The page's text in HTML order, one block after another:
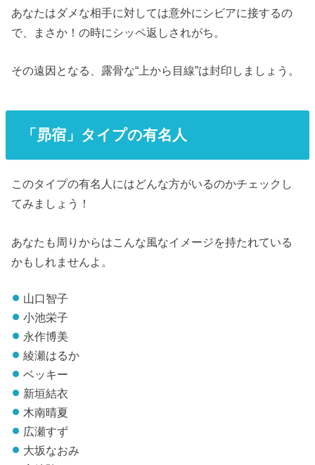
あなたはダメな相手に対しては意外にシビアに接するの
で、まさか！の時にシッペ返しされがち。
その遠因となる、露骨な“上から目線”は封印しましょう。
「昴宿」タイプの有名人
このタイプの有名人にはどんな方がいるのかチェックし
てみましょう！
あなたも周りからはこんな風なイメージを持たれている
かもしれませんよ。
山口智子
小池栄子
永作博美
綾瀬はるか
ベッキー
新垣結衣
木南晴夏
広瀬すず
大坂なおみ